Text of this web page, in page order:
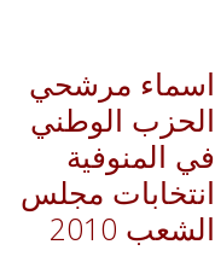
اسماء مرشحي
الحزب الوطني
في المنوفية
انتخابات مجلس
الشعب 2010